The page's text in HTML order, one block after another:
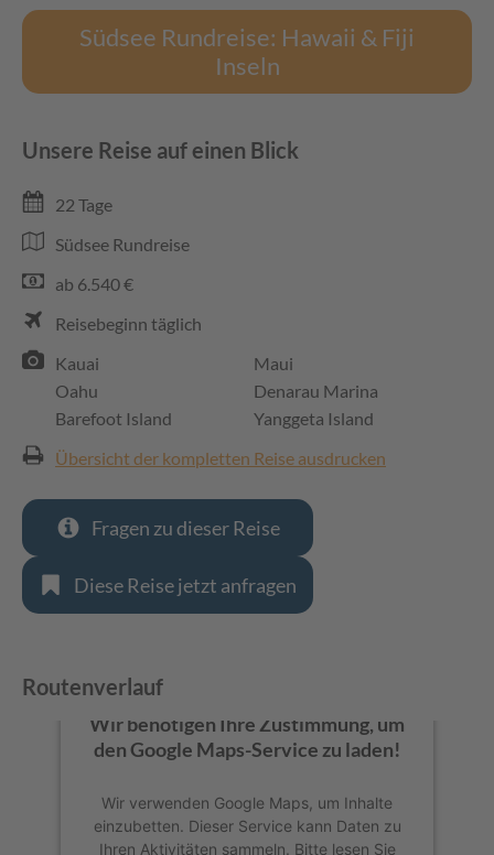
Südsee Rundreise: Hawaii & Fiji
Inseln
Unsere Reise auf einen Blick
22 Tage
Südsee Rundreise
ab 6.540 €
Reisebeginn täglich
Kauai
Maui
Oahu
Denarau Marina
Barefoot Island
Yanggeta Island
Übersicht der kompletten Reise ausdrucken
Fragen zu dieser Reise
Diese Reise jetzt anfragen
Routenverlauf
Wir benötigen Ihre Zustimmung, um
den Google Maps-Service zu laden!
Wir verwenden Google Maps, um Inhalte
einzubetten. Dieser Service kann Daten zu
Ihren Aktivitäten sammeln. Bitte lesen Sie